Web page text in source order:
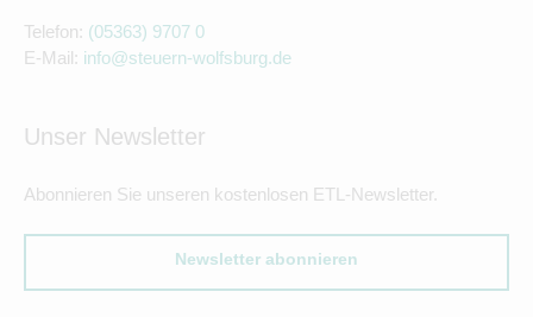
Telefon: (05363) 9707 0
E-Mail: info@steuern-wolfsburg.de
Unser Newsletter
Abonnieren Sie unseren kostenlosen ETL-Newsletter.
Newsletter abonnieren